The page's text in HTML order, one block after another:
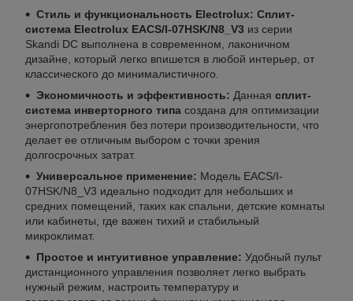
Стиль и функциональность Electrolux: Сплит-
система Electrolux EACS/I-07HSK/N8_V3 из серии
Skandi DC выполнена в современном, лаконичном
дизайне, который легко впишется в любой интерьер, от
классического до минималистичного.
Экономичность и эффективность: Данная сплит-
система инверторного типа создана для оптимизации
энергопотребления без потери производительности, что
делает ее отличным выбором с точки зрения
долгосрочных затрат.
Универсальное применение: Модель EACS/I-
07HSK/N8_V3 идеально подходит для небольших и
средних помещений, таких как спальни, детские комнаты
или кабинеты, где важен тихий и стабильный
микроклимат.
Простое и интуитивное управление: Удобный пульт
дистанционного управления позволяет легко выбрать
нужный режим, настроить температуру и